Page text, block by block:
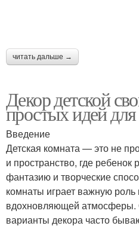
читать дальше →
Декор детской
простых идей для
Введение
Детская комната — это не
и пространство, где ребенок
фантазию и творческие
комнаты играет важную роль
вдохновляющей атмосферы.
варианты декора часто